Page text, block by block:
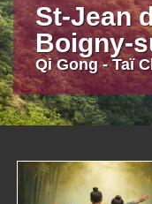
St-Jean
Boigny-
Qi Gong - Taï